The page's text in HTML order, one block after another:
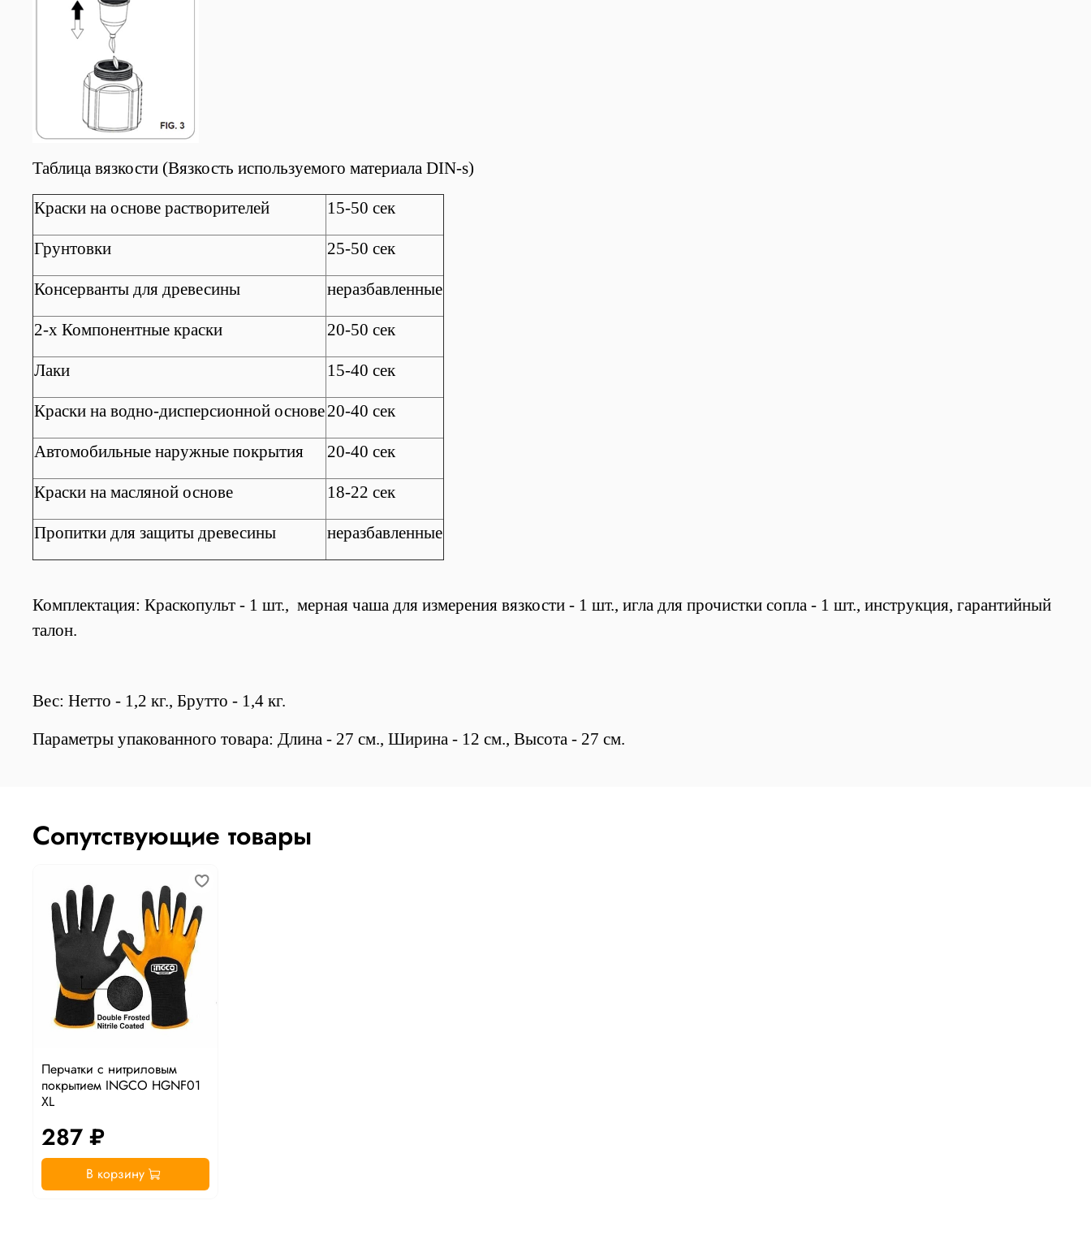
Таблица вязкости (Вязкость используемого материала DIN-s)
Краски на основе растворителей 15-50 сек
Грунтовки 25-50 сек
Консерванты для древесины неразбавленные
2-х Компонентные краски 20-50 сек
Лаки 15-40 сек
Краски на водно-дисперсионной основе20-40 сек
Автомобильные наружные покрытия 20-40 сек
Краски на масляной основе 18-22 сек
Пропитки для защиты древесины неразбавленные
Комплектация: Краскопульт - 1 шт., мерная чаша для измерения вязкости - 1 шт., игла для прочистки сопла - 1 шт., инструкция, гарантийный
талон.
Вес: Нетто - 1,2 кг., Брутто - 1,4 кг.
Параметры упакованного товара: Длина - 27 см., Ширина - 12 см., Высота - 27 см.
Сопутствующие товары
Перчатки с нитриловым
покрытием INGCO HGNF01
XL
287 ₽
В корзину